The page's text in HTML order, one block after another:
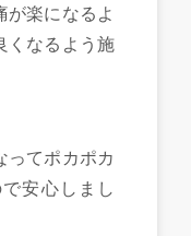
が楽になるよ
くなるよう施
ってポカポカ
安心しまし